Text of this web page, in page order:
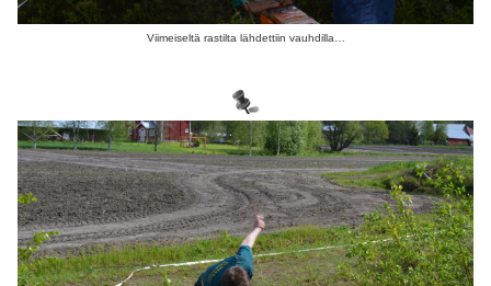
Viimeiseltä rastilta lähdettiin vauhdilla…